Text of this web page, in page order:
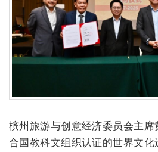
槟州旅游与创意经济委员会主
合国教科文组织认证的世界文